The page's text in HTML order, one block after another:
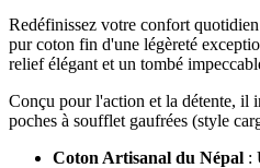
Redéfinissez votre confort
pur coton fin d'une légèreté
relief élégant et un tombé
Conçu pour l'action et la détente, il
poches à soufflet gaufrées (style
Coton Artisanal du Népal :